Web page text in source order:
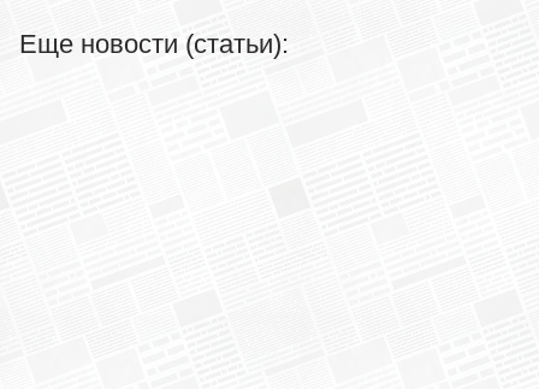
Еще новости (статьи):